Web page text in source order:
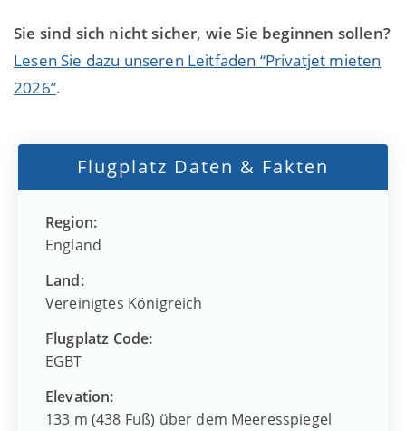
Sie sind sich nicht sicher, wie Sie beginnen sollen?
Lesen Sie dazu unseren Leitfaden “Privatjet mieten
2026”.
Flugplatz Daten & Fakten
Region:
England
Land:
Vereinigtes Königreich
Flugplatz Code:
EGBT
Elevation:
133 m (438 Fuß) über dem Meeresspiegel